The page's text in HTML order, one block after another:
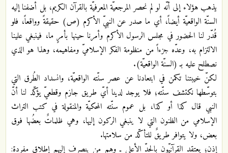
يذهب هؤلاء إلى أنّه لو لم نحصر المرجعيّة المعرفيّة بالقرآن الكريم، بل أضفنا إليه
السنّة الواقعيّة أيضاً، أي ما صدر عن النبيّ الأكرم (ص) حقيقةً وواقعاً، فلو
قُدّر لنا الحضور في مجلس الرسول الأكرم وأمرنا حينها بأمرٍ ما، فينبغي علينا
الالتزام به، وعدّه جزءاً من منظومة الفكر الإسلاميّ ومفاهيمه، وهذا هو الذي
نصطلح عليه بـ (السنّة الواقعيّة).
لكنّ خيبتنا تكمن في ابتعادنا عن عصر سنّته الواقعيّة، وانسداد الطُرق التي
بتوسّطها نكتشف سنّته؛ فلا يوجد لدينا أيّ طريق جازم وقطعيّ يؤكّد لنا أنّ
النبي قال كذا أو كذا، بل عموم سنّته المحكيّة والمنقولة في كتب التراث
الإسلامي من الظنون التي لا ينبغي الركون إليها، وهي ظلماتٌ بعضُها فوق
بعض، ولا يتوافر طريقٌ للتأكّد من سلامتها.
إذن؛ يعتقد القرآنيّون بالحدّ الأعلى ـ وهم من ينصرف إليهم إطلاق مفردة: